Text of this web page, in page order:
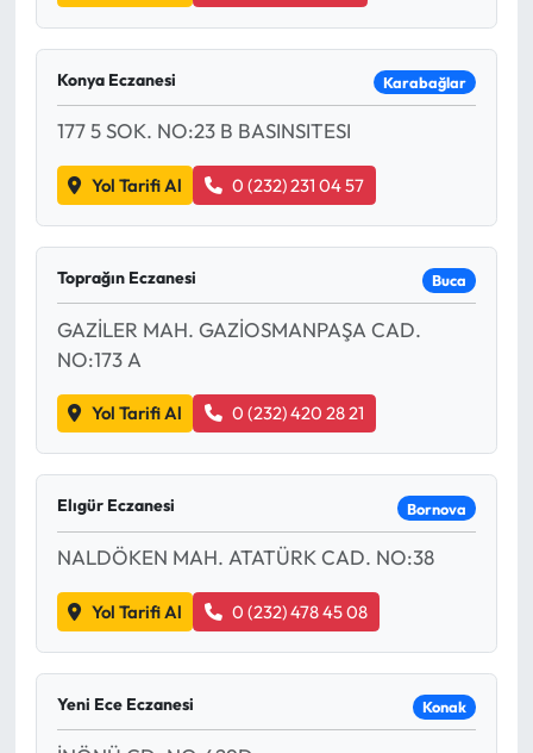
Konya Eczanesi Karabağlar
177 5 SOK. NO:23 B BASINSITESI
Yol Tarifi Al 0 (232) 231 04 57
Toprağın Eczanesi Buca
GAZİLER MAH. GAZİOSMANPAŞA CAD.
NO:173 A
Yol Tarifi Al 0 (232) 420 28 21
Elıgür Eczanesi Bornova
NALDÖKEN MAH. ATATÜRK CAD. NO:38
Yol Tarifi Al 0 (232) 478 45 08
Yeni Ece Eczanesi Konak